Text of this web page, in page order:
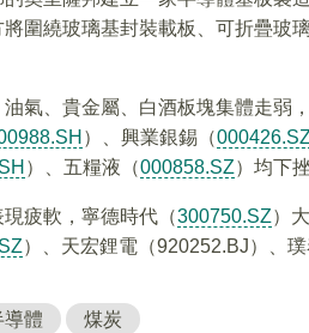
圍繞玻璃基封裝載板、可折疊玻
油氣、貴金屬、白酒板塊集體走弱
）、興業銀錫（000426.SZ
）、五糧液（000858.SZ）均下挫
疲軟，寧德時代（300750.SZ）
）、天宏鋰電（920252.BJ）、
導體 煤炭